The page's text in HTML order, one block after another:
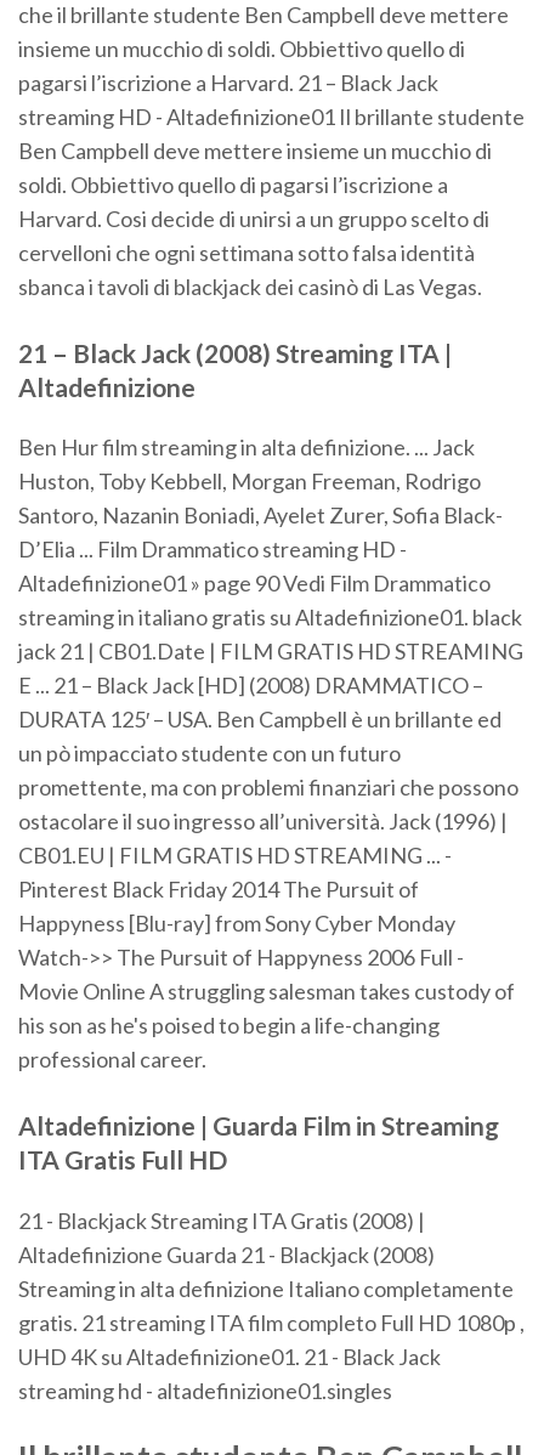
che il brillante studente Ben Campbell deve mettere
insieme un mucchio di soldi. Obbiettivo quello di
pagarsi l’iscrizione a Harvard. 21 – Black Jack
streaming HD - Altadefinizione01 Il brillante studente
Ben Campbell deve mettere insieme un mucchio di
soldi. Obbiettivo quello di pagarsi l’iscrizione a
Harvard. Cosi decide di unirsi a un gruppo scelto di
cervelloni che ogni settimana sotto falsa identità
sbanca i tavoli di blackjack dei casinò di Las Vegas.
21 – Black Jack (2008) Streaming ITA |
Altadefinizione
Ben Hur film streaming in alta definizione. ... Jack
Huston, Toby Kebbell, Morgan Freeman, Rodrigo
Santoro, Nazanin Boniadi, Ayelet Zurer, Sofia Black-
D’Elia ... Film Drammatico streaming HD -
Altadefinizione01 » page 90 Vedi Film Drammatico
streaming in italiano gratis su Altadefinizione01. black
jack 21 | CB01.Date | FILM GRATIS HD STREAMING
E ... 21 – Black Jack [HD] (2008) DRAMMATICO –
DURATA 125′ – USA. Ben Campbell è un brillante ed
un pò impacciato studente con un futuro
promettente, ma con problemi finanziari che possono
ostacolare il suo ingresso all’università. Jack (1996) |
CB01.EU | FILM GRATIS HD STREAMING ... -
Pinterest Black Friday 2014 The Pursuit of
Happyness [Blu-ray] from Sony Cyber Monday
Watch->> The Pursuit of Happyness 2006 Full -
Movie Online A struggling salesman takes custody of
his son as he's poised to begin a life-changing
professional career.
Altadefinizione | Guarda Film in Streaming
ITA Gratis Full HD
21 - Blackjack Streaming ITA Gratis (2008) |
Altadefinizione Guarda 21 - Blackjack (2008)
Streaming in alta definizione Italiano completamente
gratis. 21 streaming ITA film completo Full HD 1080p ,
UHD 4K su Altadefinizione01. 21 - Black Jack
streaming hd - altadefinizione01.singles